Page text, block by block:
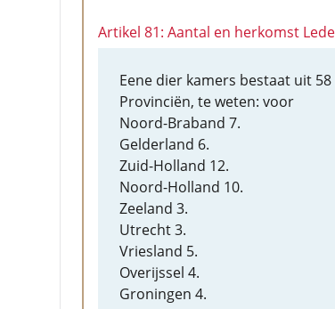
Artikel 81: Aantal en herkomst
Eene dier kamers bestaat uit
Provinciën, te weten: voor
Noord-Braband 7.
Gelderland 6.
Zuid-Holland 12.
Noord-Holland 10.
Zeeland 3.
Utrecht 3.
Vriesland 5.
Overijssel 4.
Groningen 4.